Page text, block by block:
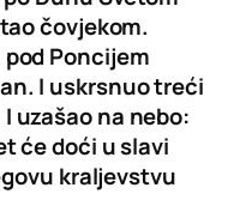
čovjekom.
Poncijem
I uskrsnuo treći
uzašao na nebo:
će doći u slavi
kraljevstvu